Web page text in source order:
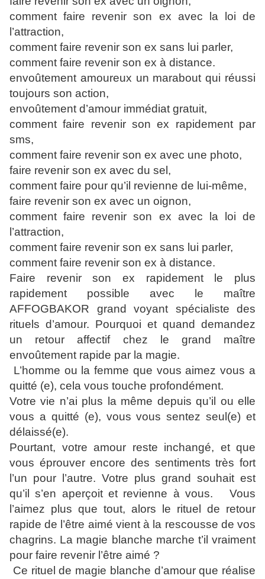
comment faire revenir son ex avec la loi de
l’attraction,
comment faire revenir son ex sans lui parler,
comment faire revenir son ex à distance.
envoûtement amoureux un marabout qui réussi
toujours son action,
envoûtement d’amour immédiat gratuit,
comment faire revenir son ex rapidement par
sms,
comment faire revenir son ex avec une photo,
faire revenir son ex avec du sel,
comment faire pour qu’il revienne de lui-même,
faire revenir son ex avec un oignon,
comment faire revenir son ex avec la loi de
l’attraction,
comment faire revenir son ex sans lui parler,
comment faire revenir son ex à distance.
Faire revenir son ex rapidement le plus
rapidement possible avec le maître
AFFOGBAKOR grand voyant spécialiste des
rituels d’amour. Pourquoi et quand demandez
un retour affectif chez le grand maître
envoûtement rapide par la magie.
L’homme ou la femme que vous aimez vous a
quitté (e), cela vous touche profondément.
Votre vie n’ai plus la même depuis qu’il ou elle
vous a quitté (e), vous vous sentez seul(e) et
délaissé(e).
Pourtant, votre amour reste inchangé, et que
vous éprouver encore des sentiments très fort
l’un pour l’autre. Votre plus grand souhait est
qu’il s’en aperçoit et revienne à vous. Vous
l’aimez plus que tout, alors le rituel de retour
rapide de l’être aimé vient à la rescousse de vos
chagrins. La magie blanche marche t’il vraiment
pour faire revenir l’être aimé ?
Ce rituel de magie blanche d’amour que réalise